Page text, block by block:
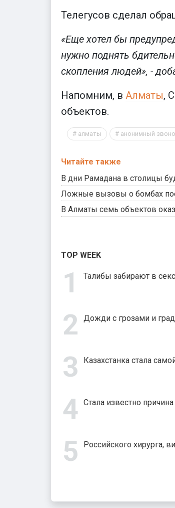
Телегусов сделал
«Еще хотел бы
нужно поднять
скопления людей», -
Напомним, в Алматы,
объектов.
алматы анонимный
Читайте также
В дни Рамадана в столицы
Ложные вызовы о бомбах
В Алматы семь объектов
TOP WEEK
Талибы забирают в
Дожди с грозами и
Казахстанка стала
Стала известно
Российского хирурга,